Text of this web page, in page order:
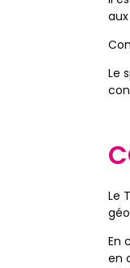
Le
Le
En
en